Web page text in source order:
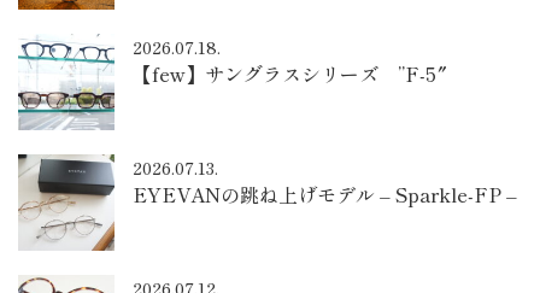
2026.07.18.
【few】サングラスシリーズ ”F-5″
2026.07.13.
EYEVANの跳ね上げモデル – Sparkle-FP –
2026.07.12.